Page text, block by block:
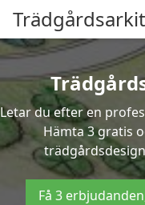
Letar du efter en
Hämta 3 gratis
Få 3